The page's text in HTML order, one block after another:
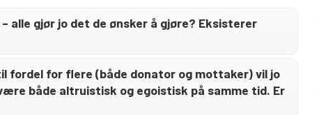
alle gjør jo det de ønsker å gjøre? Eksisterer
fordel for flere (både donator og mottaker) vil jo
både altruistisk og egoistisk på samme tid. Er